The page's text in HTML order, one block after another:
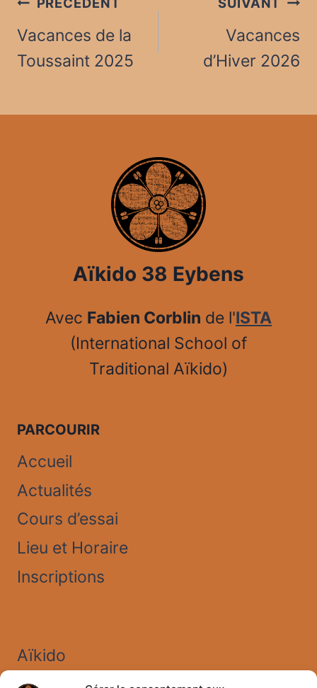
de
l’article
Vacances de la
Toussaint 2025
Vacances
d’Hiver 2026
Aïkido 38 Eybens
Avec Fabien Corblin de l'ISTA
(International School of
Traditional Aïkido)
PARCOURIR
Accueil
Actualités
Cours d’essai
Lieu et Horaire
Inscriptions
Aïkido